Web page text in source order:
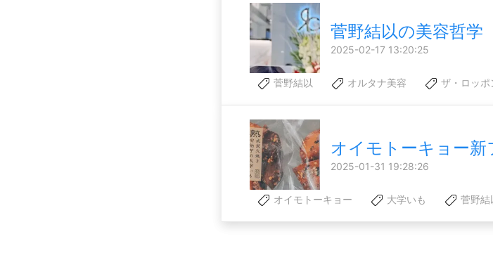
菅野結以の美容哲学
2025-02-17 13:20:25
菅野結以 オルタナ美容 ザ・ロッポ
オイモトーキョー新
2025-01-31 19:28:26
オイモトーキョー 大学いも 菅野結